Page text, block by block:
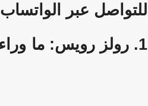
للتواصل عبر الواتساب
1. رولز رويس: ما وراء ال